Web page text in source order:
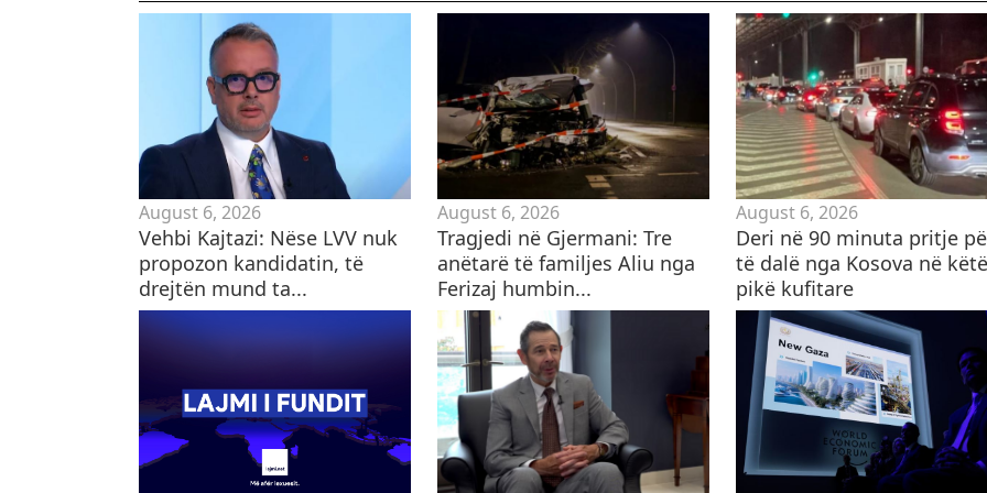
August 6, 2026
Vehbi Kajtazi: Nëse LVV nuk
propozon kandidatin, të
drejtën mund ta...
August 6, 2026
Tragjedi në Gjermani: Tre
anëtarë të familjes Aliu nga
Ferizaj humbin...
August 6, 2026
Deri në 90 minuta pritje
të dalë nga Kosova në këtë
pikë kufitare